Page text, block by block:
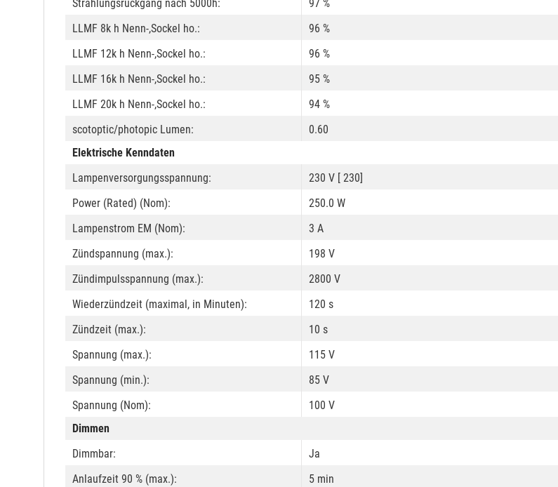
Strahlungsrückgang nach 5000h:
97 %
LLMF 8k h Nenn-,Sockel ho.:
96 %
LLMF 12k h Nenn-,Sockel ho.:
96 %
LLMF 16k h Nenn-,Sockel ho.:
95 %
LLMF 20k h Nenn-,Sockel ho.:
94 %
scotoptic/photopic Lumen:
0.60
Elektrische Kenndaten
Lampenversorgungsspannung:
230 V [ 230]
Power (Rated) (Nom):
250.0 W
Lampenstrom EM (Nom):
3 A
Zündspannung (max.):
198 V
Zündimpulsspannung (max.):
2800 V
Wiederzündzeit (maximal, in Minuten):
120 s
Zündzeit (max.):
10 s
Spannung (max.):
115 V
Spannung (min.):
85 V
Spannung (Nom):
100 V
Dimmen
Dimmbar:
Ja
Anlaufzeit 90 % (max.):
5 min